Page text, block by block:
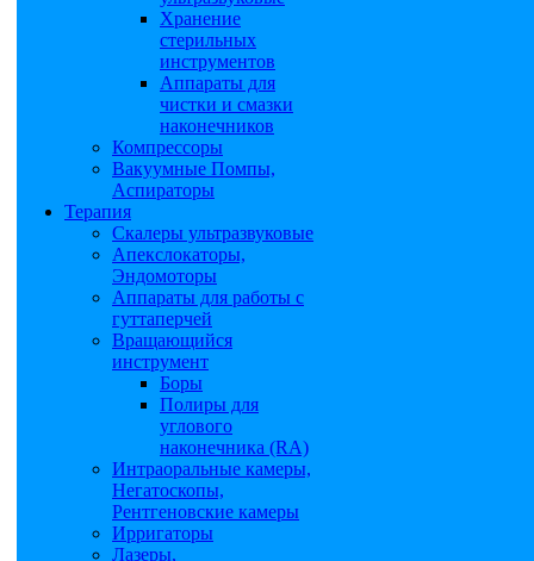
Хранение
стерильных
инструментов
Аппараты для
чистки и смазки
наконечников
Компрессоры
Вакуумные Помпы,
Аспираторы
Терапия
Скалеры ультразвуковые
Апекслокаторы,
Эндомоторы
Аппараты для работы с
гуттаперчей
Вращающийся
инструмент
Боры
Полиры для
углового
наконечника (RA)
Интраоральные камеры,
Негатоскопы,
Рентгеновские камеры
Ирригаторы
Лазеры,